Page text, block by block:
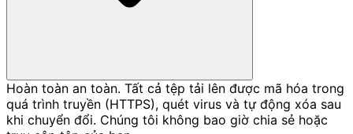
Hoàn toàn an toàn. Tất cả tệp tải lên được mã hóa trong
quá trình truyền (HTTPS), quét virus và tự động xóa sau
khi chuyển đổi. Chúng tôi không bao giờ chia sẻ hoặc